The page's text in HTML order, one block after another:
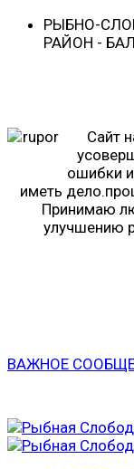
РЫБНО-
РАЙОН -
Сайт
ошибки
иметь
Принимаю
улучшению
ВАЖНОЕ